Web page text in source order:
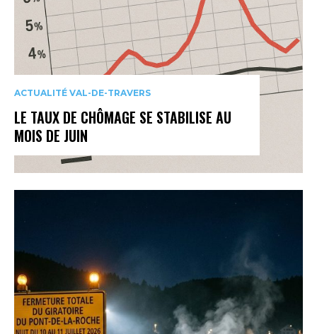
ACTUALITÉ VAL-DE-TRAVERS
LE TAUX DE CHÔMAGE SE STABILISE AU
MOIS DE JUIN